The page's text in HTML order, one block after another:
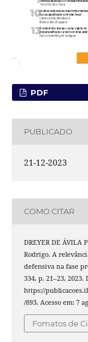
PDF
PUBLICADO
21-12-2023
COMO CITAR
DREYER DE ÁVILA
Rodrigo. A
defensiva na fase
334, p. 21–23,
https://
/893. Acesso em: 7
Fomatos de